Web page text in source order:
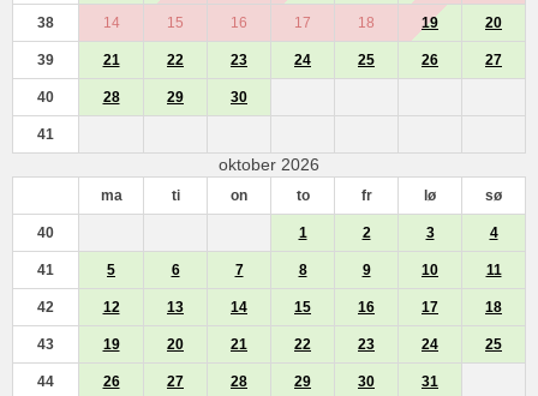
38 14 15 16 17 18 19 20
39 21 22 23 24 25 26 27
40 28 29 30
41
oktober 2026
ma ti on to fr lø sø
40 1 2 3 4
41 5 6 7 8 9 10 11
42 12 13 14 15 16 17 18
43 19 20 21 22 23 24 25
44 26 27 28 29 30 31